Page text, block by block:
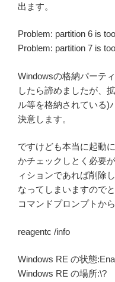
出ます。
Problem: partition 6 is
Problem: partition 7 is
Windowsの格納パーテ
したら諦めましたが、
ル等を格納されている)
決意します。
ですけども本当に起動
かチェックしとく必要
ィションであれば削除
なってしまいますので
コマンドプロンプトから
reagentc /info
Windows RE の状態
Windows RE の場所:\?